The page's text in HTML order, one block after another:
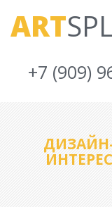
ART
+7 (909)